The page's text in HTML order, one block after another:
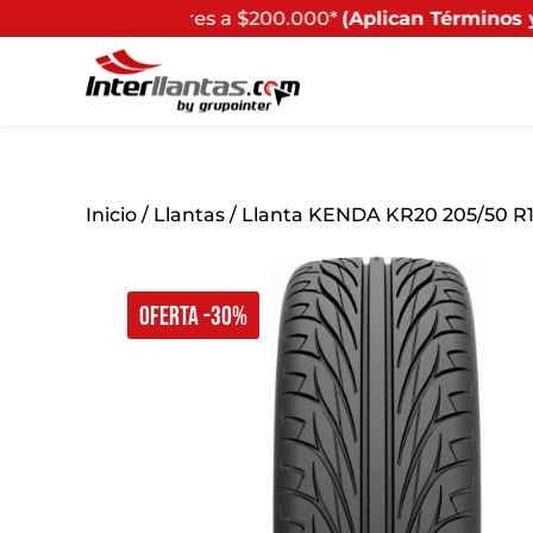
(Aplican Términos y Condiciones) -
OFERTA -30%
Inicio / Llantas / Llanta KENDA KR20 205/50